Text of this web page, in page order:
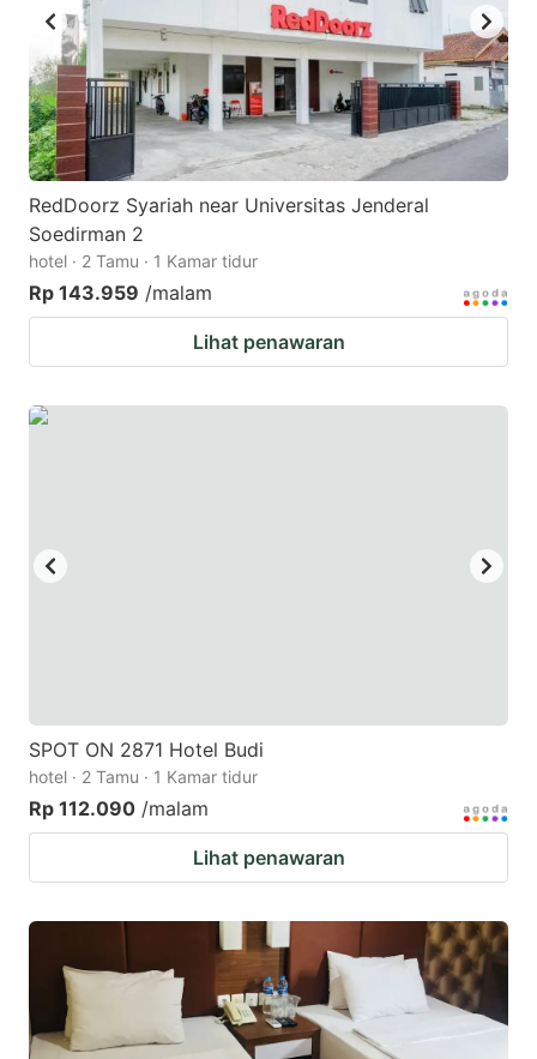
RedDoorz Syariah near Universitas Jenderal
Soedirman 2
hotel · 2 Tamu · 1 Kamar tidur
Rp 143.959 /malam
Lihat penawaran
SPOT ON 2871 Hotel Budi
hotel · 2 Tamu · 1 Kamar tidur
Rp 112.090 /malam
Lihat penawaran